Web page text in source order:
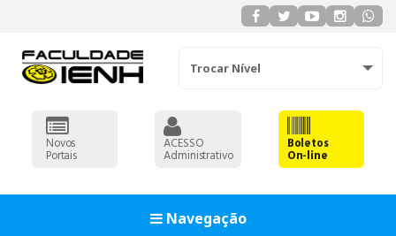
Trocar Nível
Novos
Portais
ACESSO
Administrativo
Boletos
On-line
Navegação